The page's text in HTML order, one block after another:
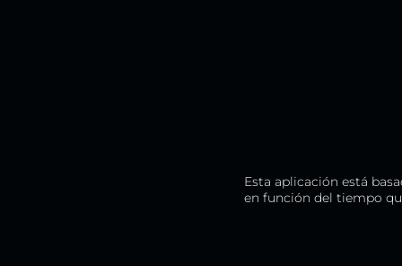
Esta aplicación está
en función del tiempo